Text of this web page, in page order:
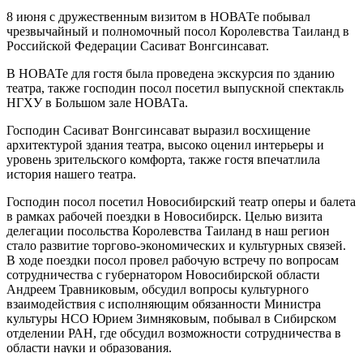
8 июня с дружественным визитом в НОВАТе побывал
чрезвычайный и полномочный посол Королевства Таиланд в
Российской Федерации Сасиват Вонгсинсават.
В НОВАТе для гостя была проведена экскурсия по зданию
театра, также господин посол посетил выпускной спектакль
НГХУ в Большом зале НОВАТа.
Господин Сасиват Вонгсинсават выразил восхищение
архитектурой здания театра, высоко оценил интерьеры и
уровень зрительского комфорта, также гостя впечатлила
история нашего театра.
Господин посол посетил Новосибирский театр оперы и балета
в рамках рабочей поездки в Новосибирск. Целью визита
делегации посольства Королевства Таиланд в наш регион
стало развитие торгово-экономических и культурных связей.
В ходе поездки посол провел рабочую встречу по вопросам
сотрудничества с губернатором Новосибирской области
Андреем Травниковым, обсудил вопросы культурного
взаимодействия с исполняющим обязанности Министра
культуры НСО Юрием Зимняковым, побывал в Сибирском
отделении РАН, где обсудил возможности сотрудничества в
области науки и образования.